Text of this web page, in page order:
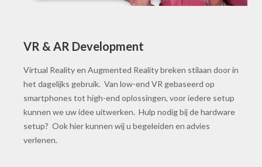
VR & AR Development
Virtual Reality en Augmented Reality breken stilaan door in
het dagelijks gebruik. Van low-end VR gebaseerd op
smartphones tot high-end oplossingen, voor iedere setup
kunnen we uw idee uitwerken. Hulp nodig bij de hardware
setup? Ook hier kunnen wij u begeleiden en advies
verlenen.